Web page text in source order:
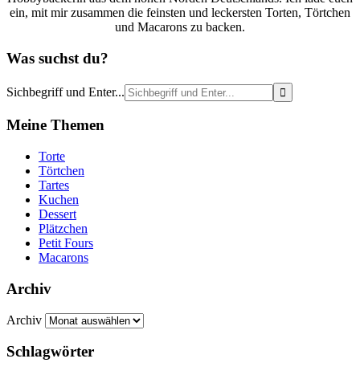
ein, mit mir zusammen die feinsten und leckersten Torten, Törtchen
und Macarons zu backen.
Was suchst du?
Sichbegriff und Enter...
Meine Themen
Torte
Törtchen
Tartes
Kuchen
Dessert
Plätzchen
Petit Fours
Macarons
Archiv
Archiv
Schlagwörter